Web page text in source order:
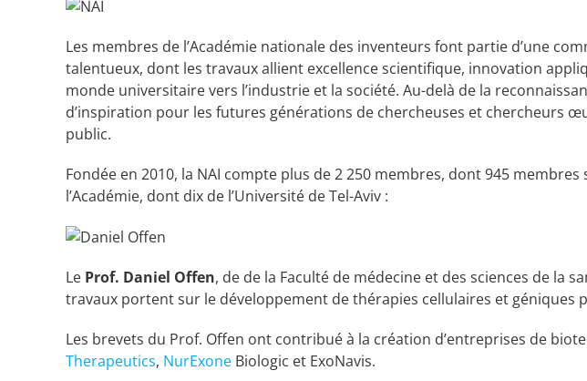
Les membres de l’Académie nationale des inventeurs font partie d’une
talentueux, dont les travaux allient excellence scientifique, innovation
monde universitaire vers l’industrie et la société. Au-delà de la
d’inspiration pour les futures générations de chercheuses et chercheurs
public.
Fondée en 2010, la NAI compte plus de 2 250 membres, dont 945
l’Académie, dont dix de l’Université de Tel-Aviv :
Le Prof. Daniel Offen, de de la Faculté de médecine et des sciences de la
travaux portent sur le développement de thérapies cellulaires et géniques
Les brevets du Prof. Offen ont contribué à la création d’entreprises de
Therapeutics, NurExone Biologic et ExoNavis.